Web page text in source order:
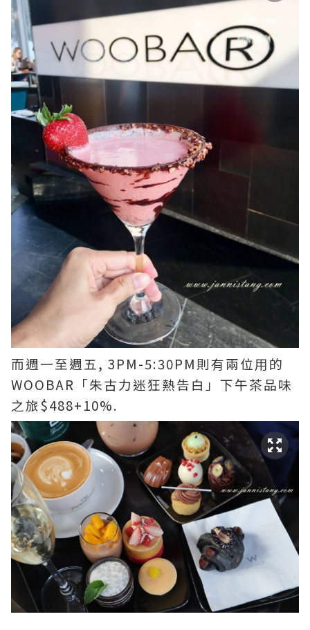
而週一至週五, 3PM-5:30PM則有兩位用的
WOOBAR「朱古力迷狂熱告白」下午茶品味
之旅$488+10%.